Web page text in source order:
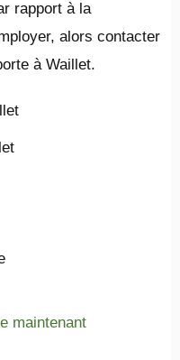
rapport à la
alors contacter
à Waillet.
maintenant